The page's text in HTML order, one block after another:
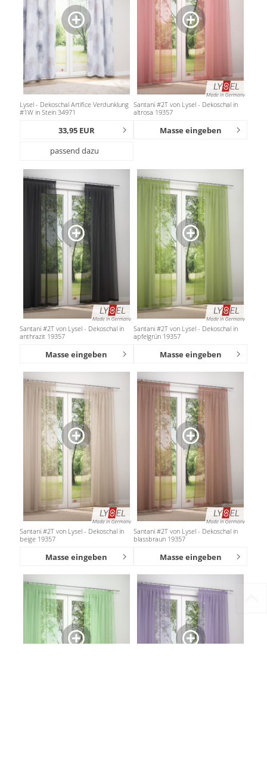
Lysel - Dekoschal Artifice Verdunklung
#1W in Stein 34971
33,95 EUR
passend dazu
Santani #2T von Lysel - Dekoschal in
altrosa 19357
Masse eingeben
Santani #2T von Lysel - Dekoschal in
anthrazit 19357
Masse eingeben
Santani #2T von Lysel - Dekoschal in
apfelgrün 19357
Masse eingeben
Santani #2T von Lysel - Dekoschal in
beige 19357
Masse eingeben
Santani #2T von Lysel - Dekoschal in
blassbraun 19357
Masse eingeben